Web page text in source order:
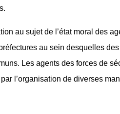
au sujet de l’état moral des
au sein desquelles
Les agents des forces de
l’organisation de diverses